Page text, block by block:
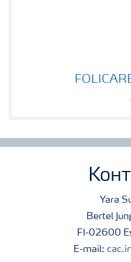
Yara
Bertel
FI-02600
E-mail: